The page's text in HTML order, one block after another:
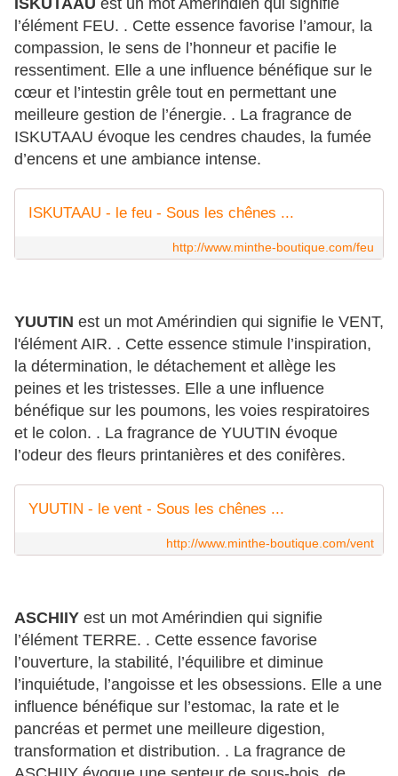
ISKUTAAU est un mot Amérindien qui signifie
l’élément FEU. . Cette essence favorise l’amour, la
compassion, le sens de l’honneur et pacifie le
ressentiment. Elle a une influence bénéfique sur le
cœur et l’intestin grêle tout en permettant une
meilleure gestion de l’énergie. . La fragrance de
ISKUTAAU évoque les cendres chaudes, la fumée
d’encens et une ambiance intense.
ISKUTAAU - le feu - Sous les chênes ...
http://www.minthe-boutique.com/feu
YUUTIN est un mot Amérindien qui signifie le VENT,
l'élément AIR. . Cette essence stimule l’inspiration,
la détermination, le détachement et allège les
peines et les tristesses. Elle a une influence
bénéfique sur les poumons, les voies respiratoires
et le colon. . La fragrance de YUUTIN évoque
l’odeur des fleurs printanières et des conifères.
YUUTIN - le vent - Sous les chênes ...
http://www.minthe-boutique.com/vent
ASCHIIY est un mot Amérindien qui signifie
l’élément TERRE. . Cette essence favorise
l’ouverture, la stabilité, l’équilibre et diminue
l’inquiétude, l’angoisse et les obsessions. Elle a une
influence bénéfique sur l’estomac, la rate et le
pancréas et permet une meilleure digestion,
transformation et distribution. . La fragrance de